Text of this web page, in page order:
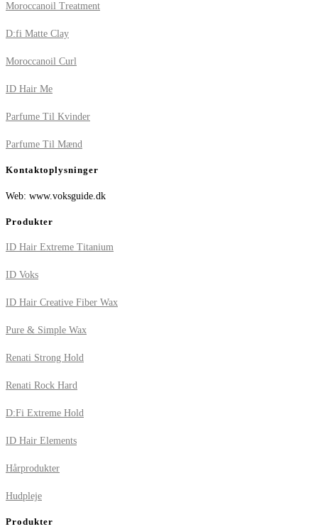
Moroccanoil Treatment
D:fi Matte Clay
Moroccanoil Curl
ID Hair Me
Parfume Til Kvinder
Parfume Til Mænd
Kontaktoplysninger
Web: www.voksguide.dk
Produkter
ID Hair Extreme Titanium
ID Voks
ID Hair Creative Fiber Wax
Pure & Simple Wax
Renati Strong Hold
Renati Rock Hard
D:Fi Extreme Hold
ID Hair Elements
Hårprodukter
Hudpleje
Produkter